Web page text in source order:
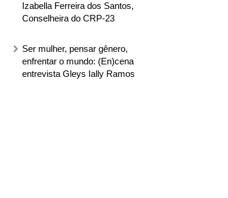
Izabella Ferreira dos Santos,
Conselheira do CRP-23
Ser mulher, pensar gênero,
enfrentar o mundo: (En)cena
entrevista Gleys Ially Ramos